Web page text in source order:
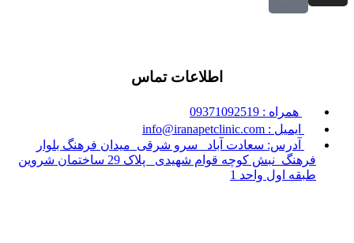
اطلاعات تماس
همراه : 09371092519
ایمیل : info@iranapetclinic.com
آدرس: سعادت آباد _سرو شرقی_میدان فرهنگ بلوار
فرهنگ_نبش کوچه قوام شهیدی_ پلاک 29 ساختمان شروین
طبقه اول واحد 1